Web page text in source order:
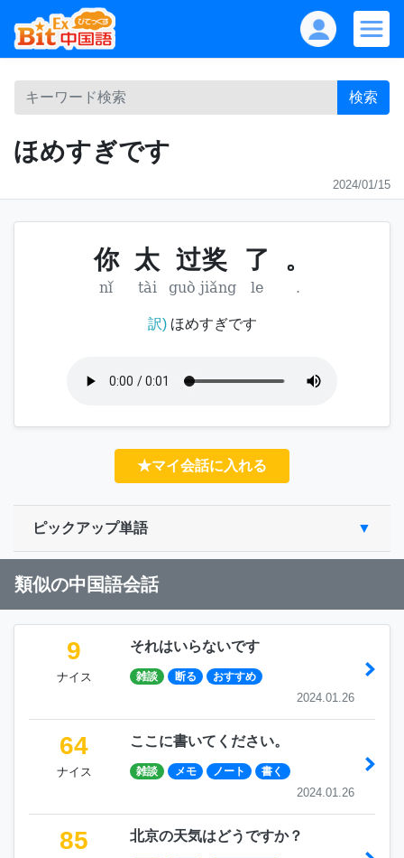
検索
ほめすぎです
2024/01/15
你 太 过奖 了 。
nǐ tài guò jiǎng le .
訳)ほめすぎです
★マイ会話に入れる
ピックアップ単語
類似の中国語会話
9
ナイス
それはいらないです
雑談 断る おすすめ
2024.01.26
64
ナイス
ここに書いてください。
雑談 メモ ノート 書く
2024.01.26
85 北京の天気はどうですか？